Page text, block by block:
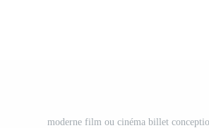
moderne film ou cinéma billet